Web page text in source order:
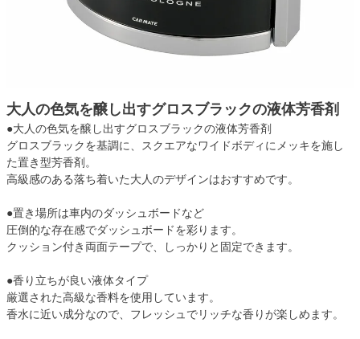
大人の色気を醸し出すグロスブラックの液体芳香剤
●大人の色気を醸し出すグロスブラックの液体芳香剤
グロスブラックを基調に、スクエアなワイドボディにメッキを施し
た置き型芳香剤。
高級感のある落ち着いた大人のデザインはおすすめです。
●置き場所は車内のダッシュボードなど
圧倒的な存在感でダッシュボードを彩ります。
クッション付き両面テープで、しっかりと固定できます。
●香り立ちが良い液体タイプ
厳選された高級な香料を使用しています。
香水に近い成分なので、フレッシュでリッチな香りが楽しめます。